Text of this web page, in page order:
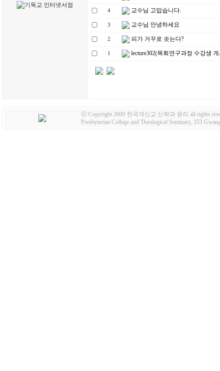
4 교수님 고맙습니다.
3 교수님 안녕하세요
2 피가 거꾸로 솟는다?
1 lecture302(목회연구과정 수강생
ⓒ Copyright 2000 한국개신교 신학과 윤리 all rights
Presbyterian College and Theological Seminary, 353